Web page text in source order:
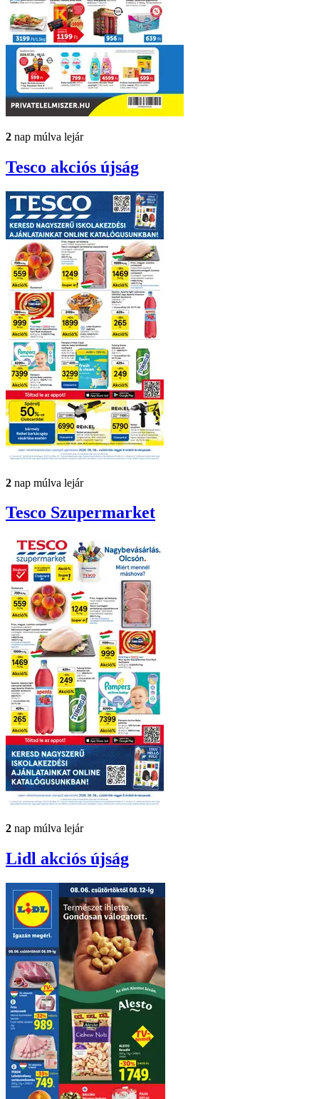
2 nap múlva lejár
Tesco akciós újság
2 nap múlva lejár
Tesco Szupermarket
2 nap múlva lejár
Lidl akciós újság